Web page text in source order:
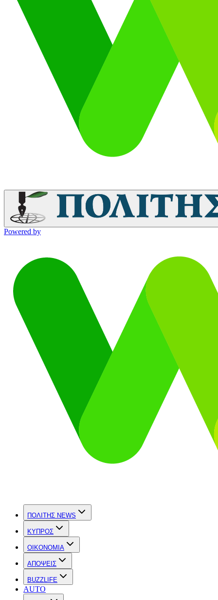
Powered by
ΠΟΛΙΤΗΣ NEWS
ΚΥΠΡΟΣ
OIKONOMIA
ΑΠΟΨΕΙΣ
BUZZLIFE
AUTO